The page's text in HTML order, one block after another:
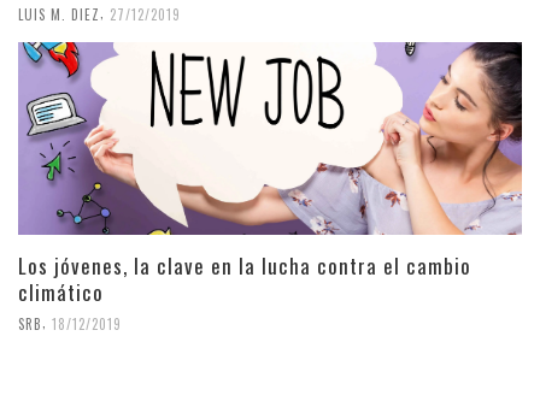
LUIS M. DIEZ, 27/12/2019
Los jóvenes, la clave en la lucha contra el cambio
climático
SRB, 18/12/2019